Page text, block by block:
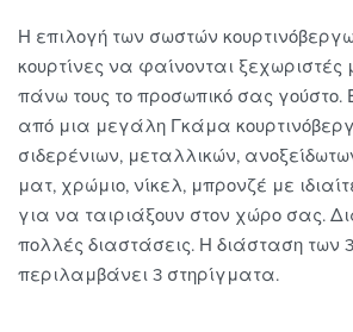
Η επιλογή των σωστών
κουρτίνες να φαίνονται
πάνω τους το προσωπικό σας γούστο.
από μια μεγάλη Γκάμα
σιδερένιων, μεταλλικών,
ματ, χρώμιο, νίκελ, μπρονζέ με
για να ταιριάξουν στον χώρο σας.
πολλές διαστάσεις. Η διάσταση των
περιλαμβάνει 3 στηρίγματα.